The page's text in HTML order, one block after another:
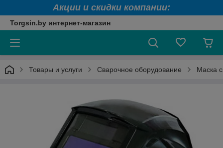
Акции и скидки компании:
Torgsin.by интернет-магазин
Товары и услуги Сварочное оборудование Маска